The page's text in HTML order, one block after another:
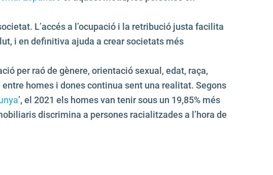
L’accés a l’ocupació i la retribució justa facilita
i en definitiva ajuda a crear societats més
per raó de gènere, orientació sexual, edat, raça,
homes i dones continua sent una realitat. Segons
’, el 2021 els homes van tenir sous un 19,85% més
discrimina a persones racialitzades a l’hora de